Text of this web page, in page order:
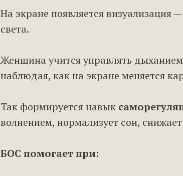
На экране появляется визуализация
света.
Женщина учится управлять
наблюдая, как на экране меняется
Так формируется навык
волнением, нормализует сон,
БОС помогает при: